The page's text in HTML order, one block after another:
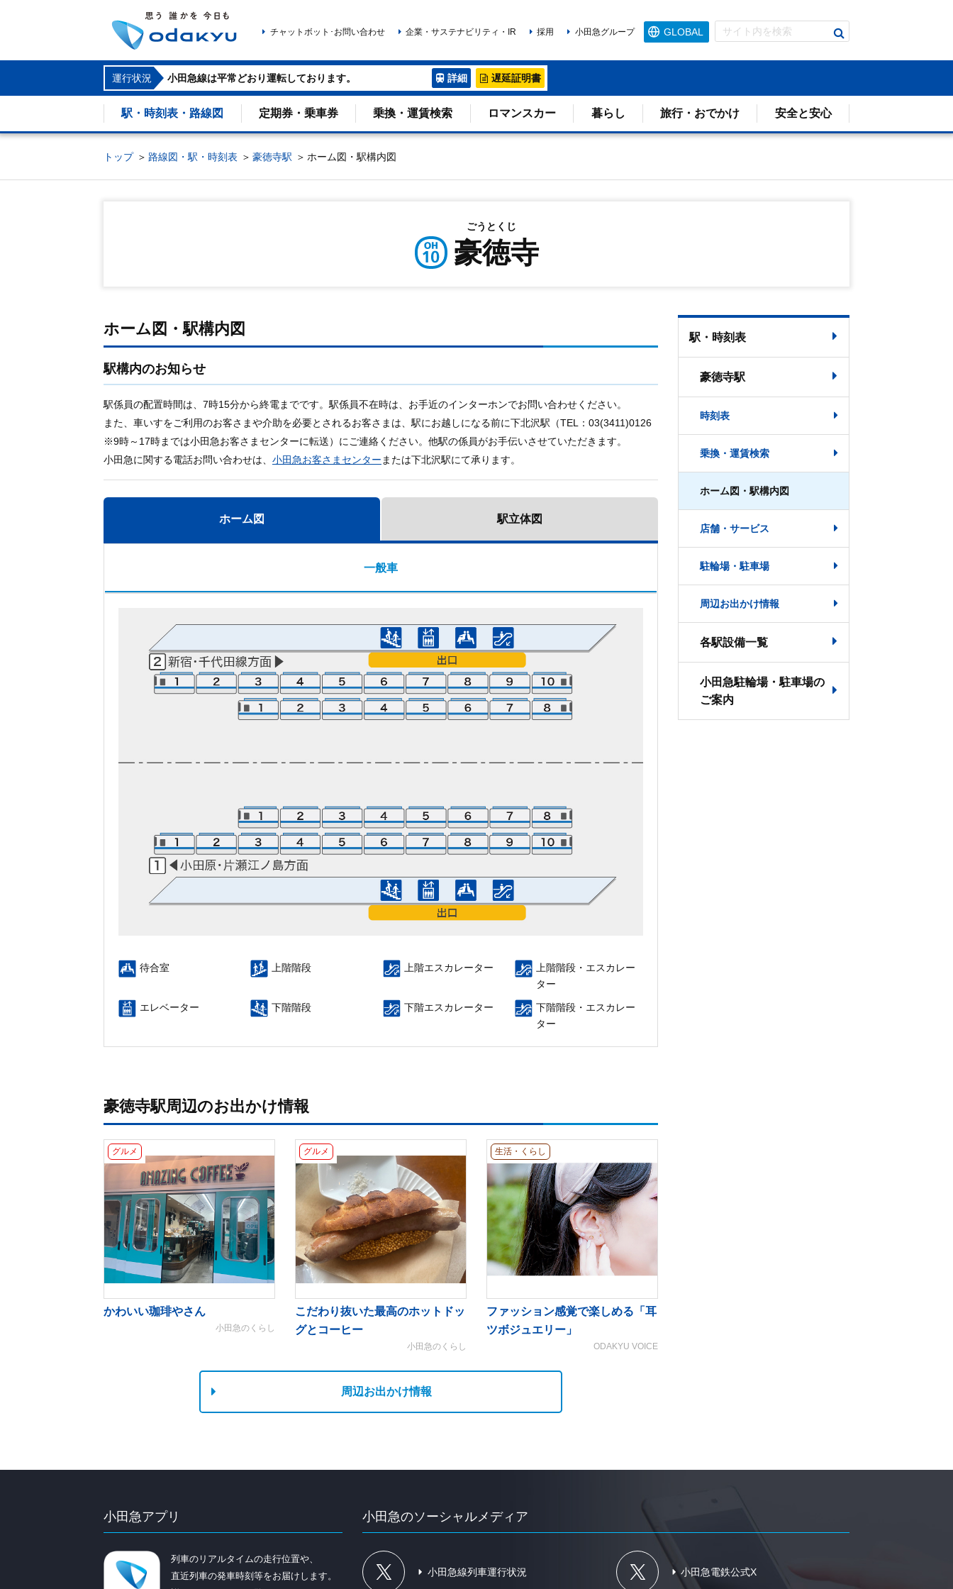
GLOBAL
運行状況 小田急線は平常どおり運転しております。 詳細 遅延証明書
駅・時刻表・路線図 定期券・乗車券 乗換・運賃検索 ロマンスカー 暮らし 旅行・おでかけ 安全と安心
検
る
チャットボット･お問い合わせ 企業・サステナビリティ・IR 採用 小田急グループ
トップ 路線図・駅・時刻表 豪徳寺駅 ホーム図・駅構内図
ごうとくじ
豪徳寺
ホーム図・駅構内図
駅構内のお知らせ
駅係員の配置時間は、7時15分から終電までです。駅係員不在時は、お手近のインターホンでお問い合わせください。
また、車いすをご利用のお客さまや介助を必要とされるお客さまは、駅にお越しになる前に下北沢駅（TEL：03(3411)0126
※9時～17時までは小田急お客さまセンターに転送）にご連絡ください。他駅の係員がお手伝いさせていただきます。
小田急に関する電話お問い合わせは、 小田急お客さまセンター または下北沢駅にて承ります。
ホーム図 駅立体図
一般車
待合室 上階階段 上階エスカレーター
上階階段・エスカレー
ター
エレベーター 下階階段 下階エスカレーター
下階階段・エスカレー
ター
豪徳寺駅周辺のお出かけ情報
グルメ
かわいい珈琲やさん
小田急のくらし
グルメ
こだわり抜いた最高のホットドッ
グとコーヒー
小田急のくらし
生活・くらし
ファッション感覚で楽しめる「耳
ツボジュエリー」
ODAKYU VOICE
周辺お出かけ情報
駅・時刻表
豪徳寺駅
時刻表
乗換・運賃検索
ホーム図・駅構内図
店舗・サービス
駐輪場・駐車場
周辺お出かけ情報
各駅設備一覧
小田急駐輪場・駐車場の
ご案内
小田急アプリ
列車のリアルタイムの走行位置や、
直近列車の発車時刻等をお届けします。
小田急のソーシャルメディア
小田急線列車運行状況 小田急電鉄公式X